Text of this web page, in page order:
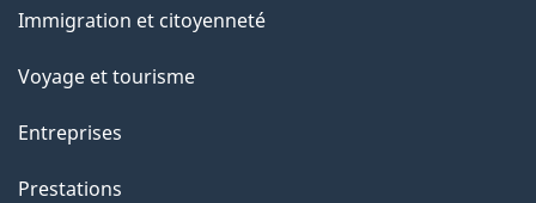
sujets
Immigration et citoyenneté
Voyage et tourisme
Entreprises
Prestations